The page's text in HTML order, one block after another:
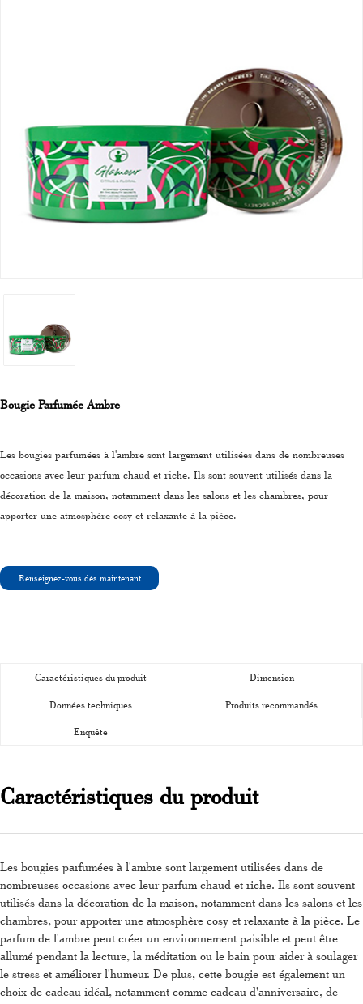
Bougie Parfumée Ambre
Les bougies parfumées à l'ambre sont largement utilisées dans de nombreuses
occasions avec leur parfum chaud et riche. Ils sont souvent utilisés dans la
décoration de la maison, notamment dans les salons et les chambres, pour
apporter une atmosphère cosy et relaxante à la pièce.
Renseignez-vous dès maintenant
Caractéristiques du produit Dimension
Données techniques Produits recommandés
Enquête
Caractéristiques du produit
Les bougies parfumées à l'ambre sont largement utilisées dans de
nombreuses occasions avec leur parfum chaud et riche. Ils sont souvent
utilisés dans la décoration de la maison, notamment dans les salons et les
chambres, pour apporter une atmosphère cosy et relaxante à la pièce. Le
parfum de l'ambre peut créer un environnement paisible et peut être
allumé pendant la lecture, la méditation ou le bain pour aider à soulager
le stress et améliorer l'humeur. De plus, cette bougie est également un
choix de cadeau idéal, notamment comme cadeau d'anniversaire, de